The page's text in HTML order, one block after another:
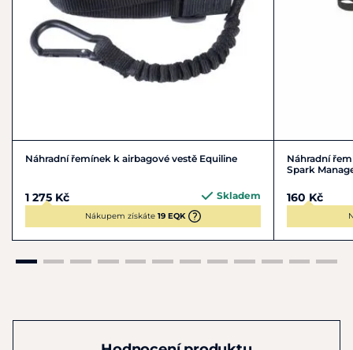
Náhradní řemínek k airbagové vestě Equiline
1 275 Kč Skladem
Nákupem získáte 19 EQK
Náhradní
Spark
160 Kč